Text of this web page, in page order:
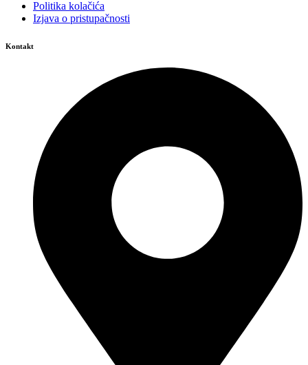
Politika kolačića
Izjava o pristupačnosti
Kontakt